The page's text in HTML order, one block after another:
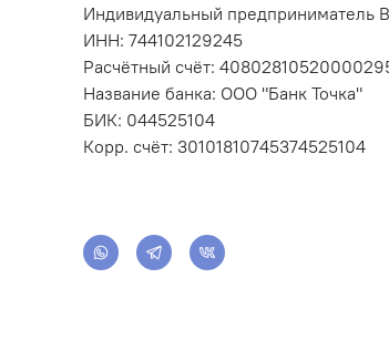
Индивидуальный предприниматель
ИНН: 744102129245
Расчётный счёт:
Название банка: ООО "Банк Точка"
БИК: 044525104
Корр. счёт: 30101810745374525104